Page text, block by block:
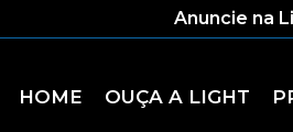
Anuncie na
HOME OUÇA A LIGHT